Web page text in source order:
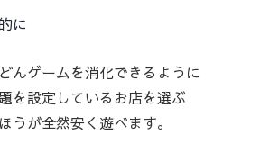
に
んゲームを消化できるように
を設定しているお店を選ぶ
うが全然安く遊べます。